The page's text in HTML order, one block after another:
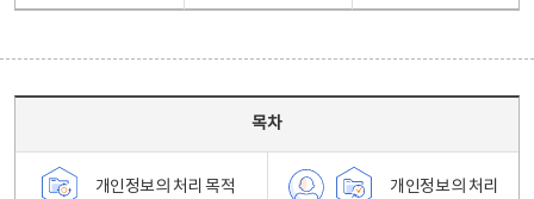
목차
개인정보의 처리 목적
개인정보의 처리